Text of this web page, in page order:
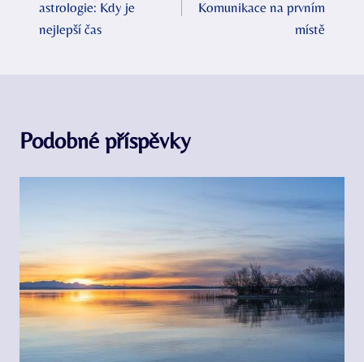
příspěvek
astrologie: Kdy je
nejlepší čas
Komunikace na prvním
místě
Podobné příspěvky